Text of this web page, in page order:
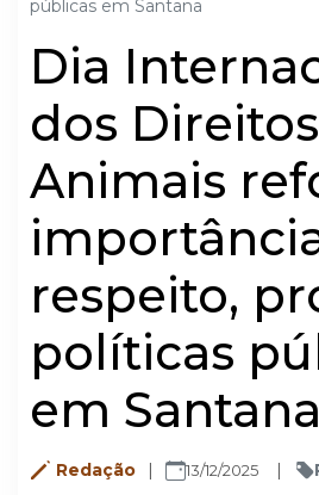
públicas em Santana
Dia
dos Direitos
Animais
respeito,
políticas
em Santana
Redação 13/12/2025